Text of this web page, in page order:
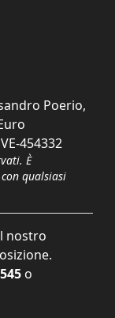
Poerio,
454332
È
qualsiasi
nostro
o